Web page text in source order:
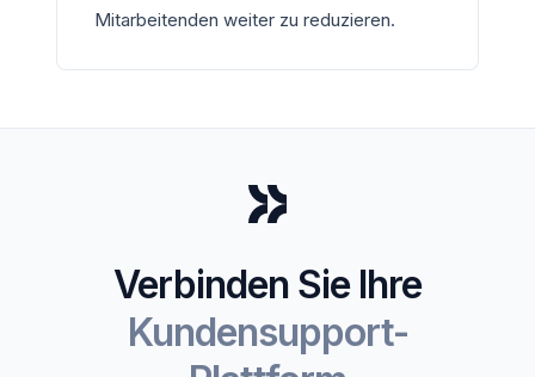
Mitarbeitenden weiter zu reduzieren.
Verbinden Sie Ihre
Kundensupport-